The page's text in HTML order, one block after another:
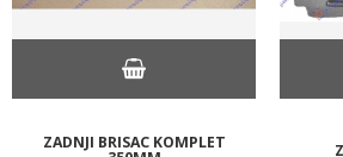
ZADNJI BRISAC KOMPLET